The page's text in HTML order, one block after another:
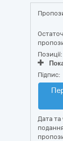
Позиції:
Підпис:
Дата та